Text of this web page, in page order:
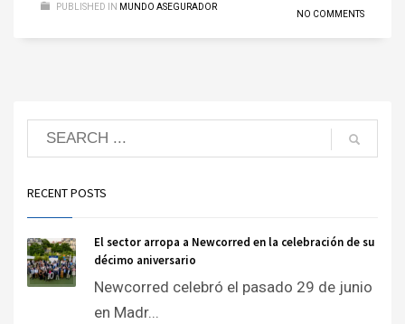
PUBLISHED IN MUNDO ASEGURADOR
NO COMMENTS
RECENT POSTS
El sector arropa a Newcorred en la celebración de su
décimo aniversario
Newcorred celebró el pasado 29 de junio
en Madr...